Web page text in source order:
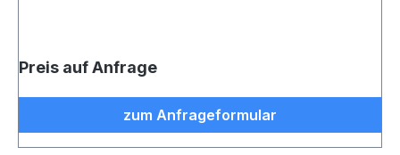
Preis auf Anfrage
zum Anfrageformular